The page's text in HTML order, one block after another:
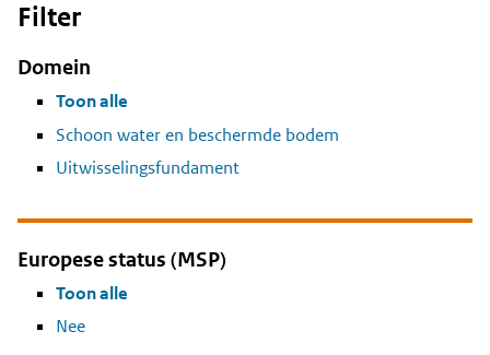
Filter
Domein
Toon alle
Schoon water en beschermde bodem
Uitwisselingsfundament
Europese status (MSP)
Toon alle
Nee